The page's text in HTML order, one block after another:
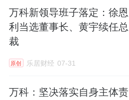
万科新领导班子落定：徐恩
利当选董事长、黄宇续任总
裁
原创 乐居财经 07-31
万科：坚决落实自身主体责